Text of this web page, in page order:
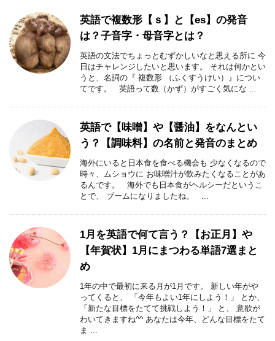
英語で複数形【ｓ】と【es】の発音
は？子音字・母音字とは？
英語の文法でちょっとむずかしいなと思える所に 今
日はチャレンジしたいと思います。 それは何かとい
うと、名詞の『 複数形 （ふくすうけい）』につい
てです。 英語って数（かず）がすごく気にな ...
英語で【味噌】や【醤油】をなんとい
う？【調味料】の名前と発音のまとめ
海外にいると日本食を食べる機会も 少なくなるので
時々、ムショウに お味噌汁が飲みたくなることがあ
るんです。 海外でも日本食がヘルシーだというこ
とで、 ブームになりましたね。 ...
1月を英語で何て言う？【お正月】や
【年賀状】1月にまつわる単語7選まと
め
1年の中で最初に来る月が1月です。 新しい年がや
ってくると、 「今年もよい1年にしよう！」 とか、
「新たな目標をたてて挑戦しよう！」 と、 意欲が
わいてきますね^^ あなたは今年、どんな目標をたて
ま ...